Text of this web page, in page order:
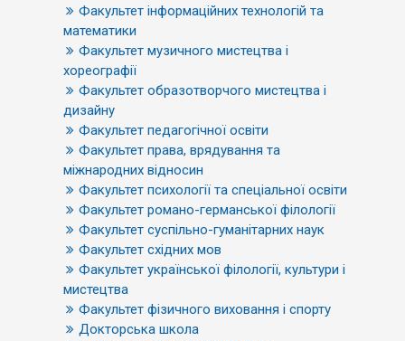
Факультет інформаційних технологій та
математики
Факультет музичного мистецтва і
хореографії
Факультет образотворчого мистецтва і
дизайну
Факультет педагогічної освіти
Факультет права, врядування та
міжнародних відносин
Факультет психології та спеціальної освіти
Факультет романо-германської філології
Факультет суспільно-гуманітарних наук
Факультет східних мов
Факультет української філології, культури і
мистецтва
Факультет фізичного виховання і спорту
Докторська школа